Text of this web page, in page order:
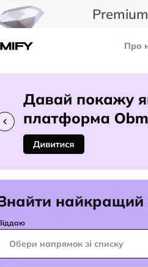
Про
найкращий
Обери напрямок зі списку